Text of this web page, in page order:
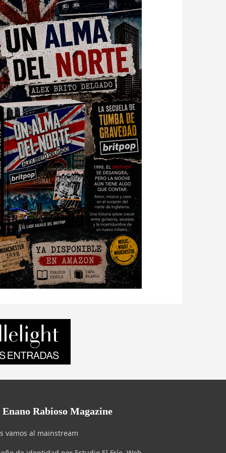
Rabioso Magazine
vamos al mainstream